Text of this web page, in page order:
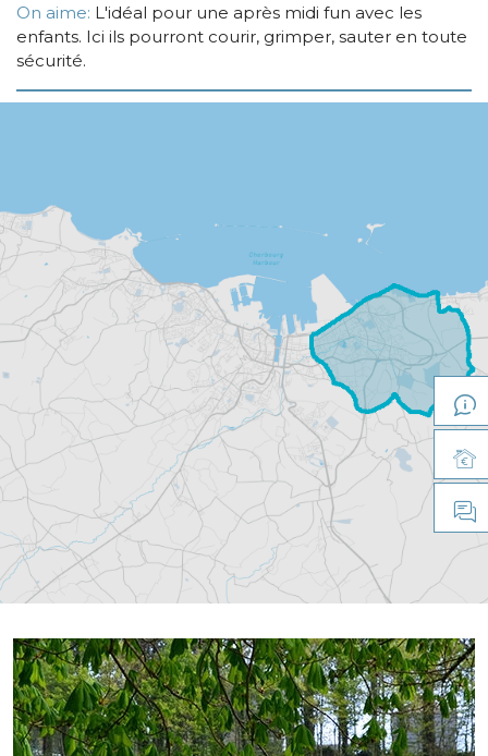
On aime: L'idéal pour une après midi fun avec les
enfants. Ici ils pourront courir, grimper, sauter en toute
sécurité.